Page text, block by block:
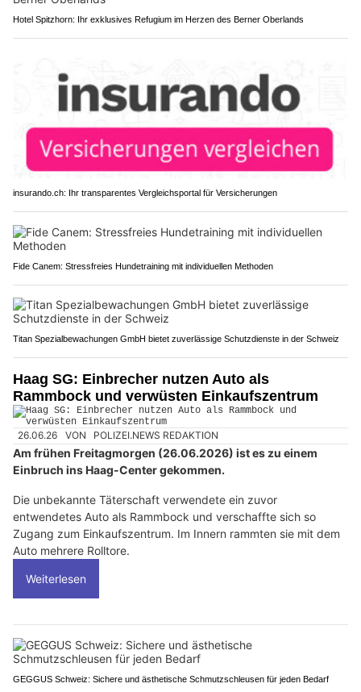
Hotel Spitzhorn: Ihr exklusives Refugium im Herzen des Berner Oberlands
insurando.ch: Ihr transparentes Vergleichsportal für Versicherungen
Fide Canem: Stressfreies Hundetraining mit individuellen Methoden
Titan Spezialbewachungen GmbH bietet zuverlässige Schutzdienste in der Schweiz
Haag SG: Einbrecher nutzen Auto als
Rammbock und verwüsten Einkaufszentrum
26.06.26 VON POLIZEI.NEWS REDAKTION
Am frühen Freitagmorgen (26.06.2026) ist es zu einem
Einbruch ins Haag-Center gekommen.
Die unbekannte Täterschaft verwendete ein zuvor
entwendetes Auto als Rammbock und verschaffte sich so
Zugang zum Einkaufszentrum. Im Innern rammten sie mit dem
Auto mehrere Rolltore.
Weiterlesen
GEGGUS Schweiz: Sichere und ästhetische Schmutzschleusen für jeden Bedarf